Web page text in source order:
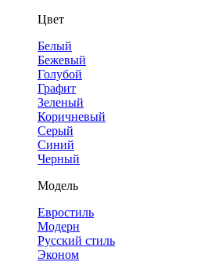
Цвет
Белый
Бежевый
Голубой
Графит
Зеленый
Коричневый
Серый
Синий
Черный
Модель
Евростиль
Модерн
Русский стиль
Эконом